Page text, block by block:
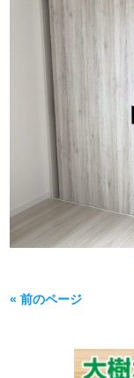
« 前のページ